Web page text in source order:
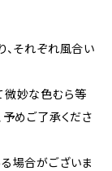
、それぞれ風合い
微妙な色むら等
予めご了承くださ
場合がございま